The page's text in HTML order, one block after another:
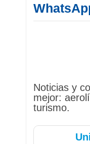
Noticias y
mejor:
turismo.